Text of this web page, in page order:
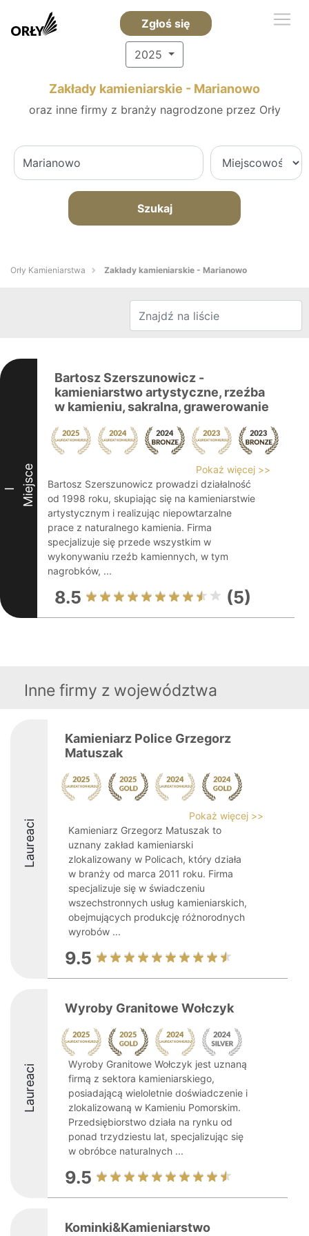
Zgłoś się
2025
Zakłady kamieniarskie - Marianowo
oraz inne firmy z branży nagrodzone przez Orły
Szukaj
Orły Kamieniarstwa Zakłady kamieniarskie - Marianowo
I Miejsce
Bartosz Szerszunowicz -
kamieniarstwo artystyczne, rzeźba
w kamieniu, sakralna, grawerowanie
Pokaż więcej >>
Bartosz Szerszunowicz prowadzi działalność
od 1998 roku, skupiając się na kamieniarstwie
artystycznym i realizując niepowtarzalne
prace z naturalnego kamienia. Firma
specjalizuje się przede wszystkim w
wykonywaniu rzeźb kamiennych, w tym
nagrobków, ...
8.5 (5)
Inne firmy z województwa
Laureaci
Kamieniarz Police Grzegorz
Matuszak
Pokaż więcej >>
Kamieniarz Grzegorz Matuszak to
uznany zakład kamieniarski
zlokalizowany w Policach, który działa
w branży od marca 2011 roku. Firma
specjalizuje się w świadczeniu
wszechstronnych usług kamieniarskich,
obejmujących produkcję różnorodnych
wyrobów ...
9.5
Laureaci
Wyroby Granitowe Wołczyk
Wyroby Granitowe Wołczyk jest uznaną
firmą z sektora kamieniarskiego,
posiadającą wieloletnie doświadczenie i
zlokalizowaną w Kamieniu Pomorskim.
Przedsiębiorstwo działa na rynku od
ponad trzydziestu lat, specjalizując się
w obróbce naturalnych ...
9.5
Kominki&Kamieniarstwo